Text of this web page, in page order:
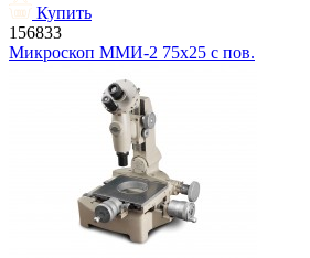
Купить
156833
Микроскоп ММИ-2 75х25 с пов.